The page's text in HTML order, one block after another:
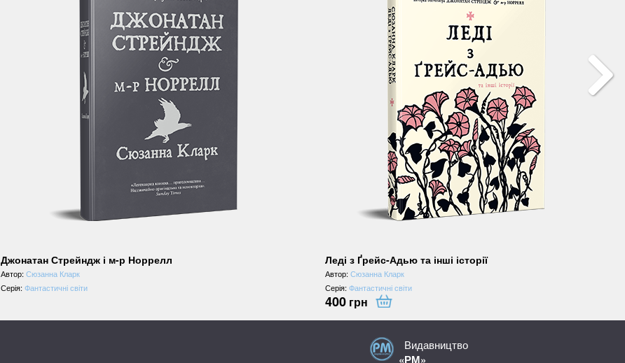
Джонатан Стрейндж і м-р Норрелл
Автор:Сюзанна Кларк
Серія:Фантастичні світи
Леді з Ґрейс-Адью та інші історії
Автор:Сюзанна Кларк
Серія:Фантастичні світи
400 грн
Видавництво
«РМ»